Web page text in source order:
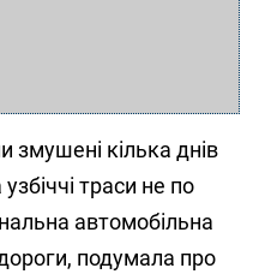
змушені кілька днів
траси не по
автомобільна
подумала про